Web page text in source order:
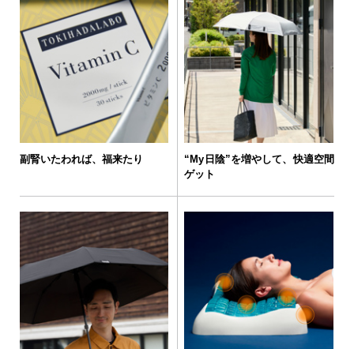
副腎いたわれば、福来たり
“My日陰”を増やして、快適空間
ゲット